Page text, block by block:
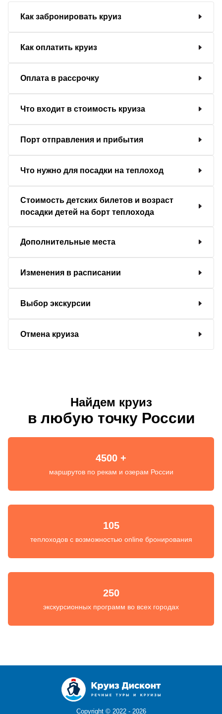
Как забронировать круиз
Как оплатить круиз
Оплата в рассрочку
Что входит в стоимость круиза
Порт отправления и прибытия
Что нужно для посадки на теплоход
Стоимость детских билетов и возраст
посадки детей на борт теплохода
Дополнительные места
Изменения в расписании
Выбор экскурсии
Отмена круиза
Найдем круиз
в любую точку России
4500 +
маршрутов по рекам и озерам России
105
теплоходов с возможностью online бронирования
250
экскурсионных программ во всех городах
Copyright © 2022 - 2026